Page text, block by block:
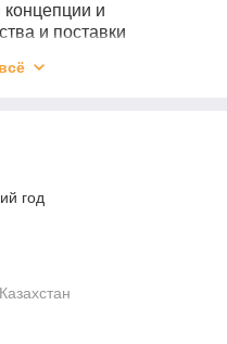
концепции и
и поставки
в соответствии со
но и качественно
клиенту и
клиента.
(начиная с
рынку
год